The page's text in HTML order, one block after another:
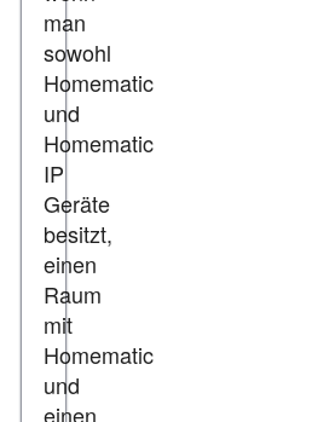
man
sowohl
Homematic
und
Homematic
IP
Geräte
besitzt,
einen
Raum
mit
Homematic
und
einen